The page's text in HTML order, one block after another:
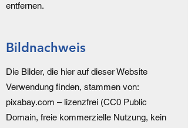
entfernen.
Bildnachweis
Die Bilder, die hier auf dieser Website
Verwendung finden, stammen von:
pixabay.com – lizenzfrei (CC0 Public
Domain, freie kommerzielle Nutzung, kein